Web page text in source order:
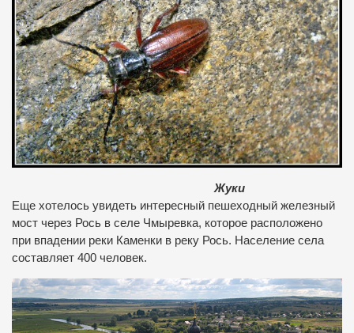
Жуки
Еще хотелось увидеть интересный пешеходный железный
мост через Рось в селе Чмыревка, которое расположено
при впадении реки Каменки в реку Рось. Население села
составляет 400 человек.